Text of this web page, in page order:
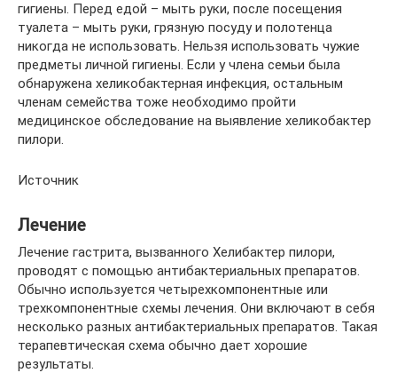
гигиены. Перед едой – мыть руки, после посещения
туалета – мыть руки, грязную посуду и полотенца
никогда не использовать. Нельзя использовать чужие
предметы личной гигиены. Если у члена семьи была
обнаружена хеликобактерная инфекция, остальным
членам семейства тоже необходимо пройти
медицинское обследование на выявление хеликобактер
пилори.
Источник
Лечение
Лечение гастрита, вызванного Хелибактер пилори,
проводят с помощью антибактериальных препаратов.
Обычно используется четырехкомпонентные или
трехкомпонентные схемы лечения. Они включают в себя
несколько разных антибактериальных препаратов. Такая
терапевтическая схема обычно дает хорошие
результаты.